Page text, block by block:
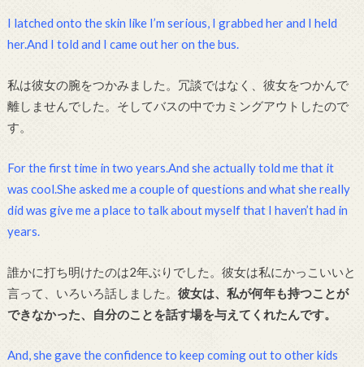
I latched onto the skin like I’m serious, I grabbed her and I held
her.And I told and I came out her on the bus.
私は彼女の腕をつかみました。冗談ではなく、彼女をつかんで
離しませんでした。そしてバスの中でカミングアウトしたので
す。
For the first time in two years.And she actually told me that it
was cool.She asked me a couple of questions and what she really
did was give me a place to talk about myself that I haven’t had in
years.
誰かに打ち明けたのは2年ぶりでした。彼女は私にかっこいいと
言って、いろいろ話しました。 彼女は、私が何年も持つことが
できなかった、自分のことを話す場を与えてくれたんです。
And, she gave the confidence to keep coming out to other kids